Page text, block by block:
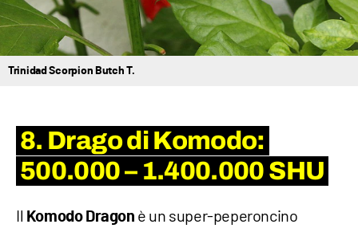
Trinidad Scorpion Butch T.
8. Drago di Komodo:
500.000 – 1.400.000 SHU
Il Komodo Dragon è un super-peperoncino